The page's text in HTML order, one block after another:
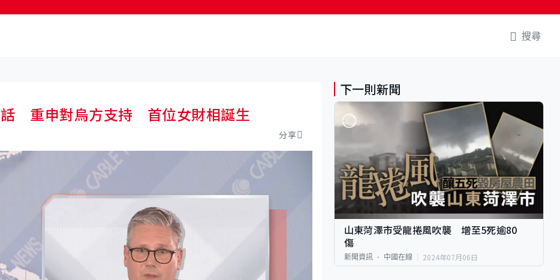
搜尋
話 重申對烏方支持 首位女財相誕生
分享
下一則新聞
山東菏澤市受龍捲風吹襲 增至5死逾80
傷
新聞資訊 中國在線 2024年07月06日